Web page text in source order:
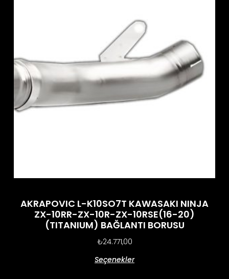
AKRAPOVIC L-K10SO7T KAWASAKI NINJA
ZX-10RR-ZX-10R-ZX-10RSE(16-20)
(TITANIUM) BAĞLANTI BORUSU
₺24.771,00
Seçenekler